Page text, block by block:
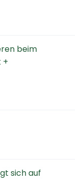
beim
+
sich auf